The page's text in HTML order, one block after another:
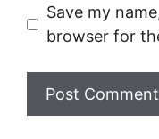
Save my
browser for